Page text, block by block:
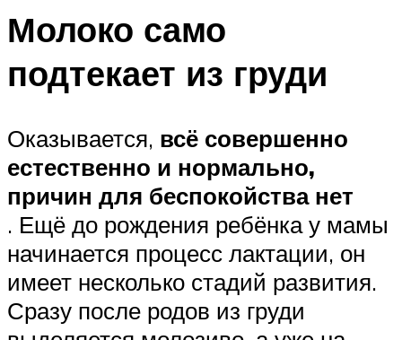
Молоко само
подтекает из груди
Оказывается, всё совершенно
естественно и нормально,
причин для беспокойства нет
. Ещё до рождения ребёнка у мамы
начинается процесс лактации, он
имеет несколько стадий развития.
Сразу после родов из груди